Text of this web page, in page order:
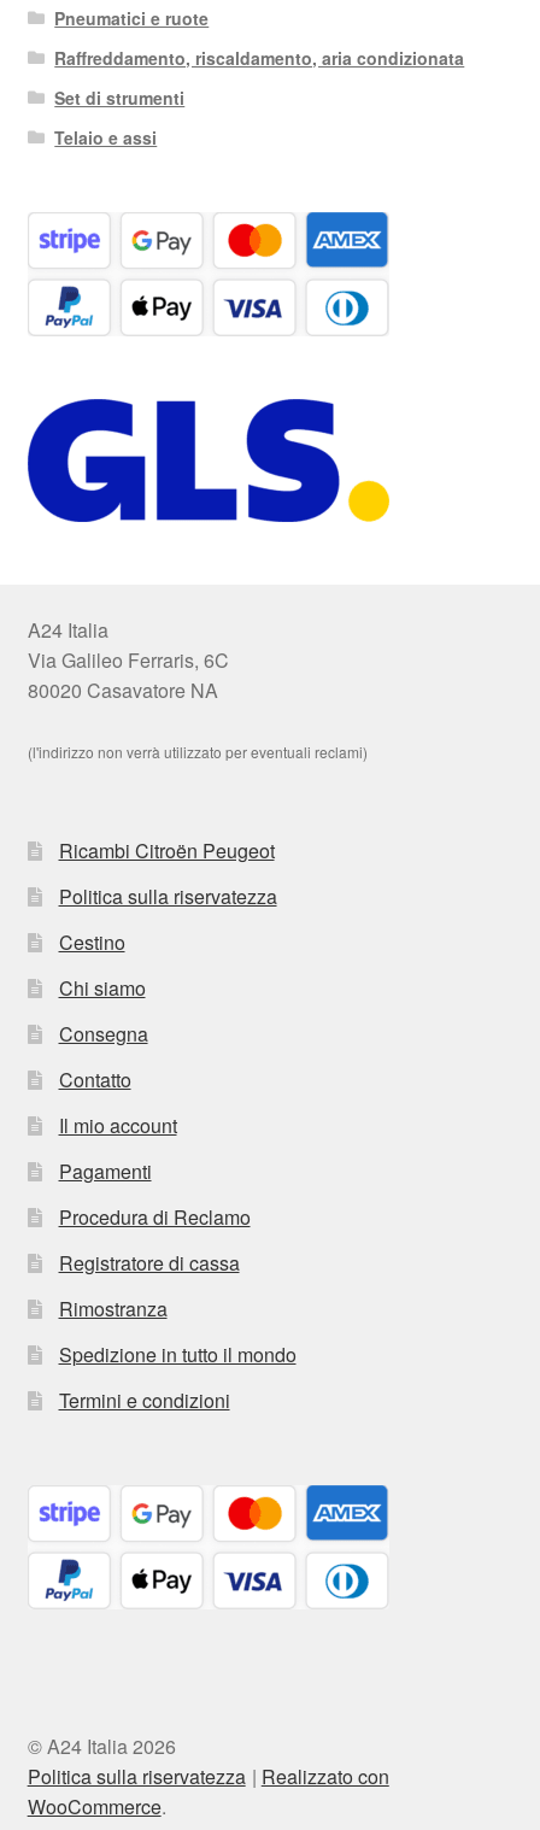
Pneumatici e ruote
Raffreddamento, riscaldamento, aria condizionata
Set di strumenti
Telaio e assi
A24 Italia
Via Galileo Ferraris, 6C
80020 Casavatore NA
(l'indirizzo non verrà utilizzato per eventuali reclami)
Ricambi Citroën Peugeot
Politica sulla riservatezza
Cestino
Chi siamo
Consegna
Contatto
Il mio account
Pagamenti
Procedura di Reclamo
Registratore di cassa
Rimostranza
Spedizione in tutto il mondo
Termini e condizioni
© A24 Italia 2026
Politica sulla riservatezza
Realizzato con
WooCommerce.